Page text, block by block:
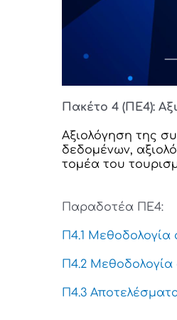
Πακέτο 4 (ΠΕ4):
Αξιολόγηση της
δεδοµένων,
τοµέα του
Παραδοτέα ΠΕ4:
Π4.1 Μεθοδολογία
Π4.2
Π4.3